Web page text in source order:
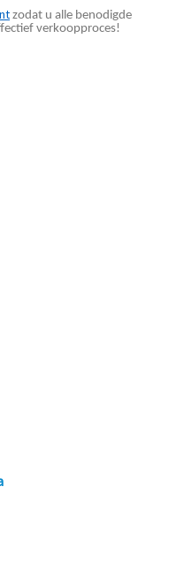
zodat u alle benodigde
verkoopproces!